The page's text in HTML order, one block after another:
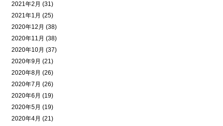
2021年2月 (31)
2021年1月 (25)
2020年12月 (38)
2020年11月 (38)
2020年10月 (37)
2020年9月 (21)
2020年8月 (26)
2020年7月 (26)
2020年6月 (19)
2020年5月 (19)
2020年4月 (21)